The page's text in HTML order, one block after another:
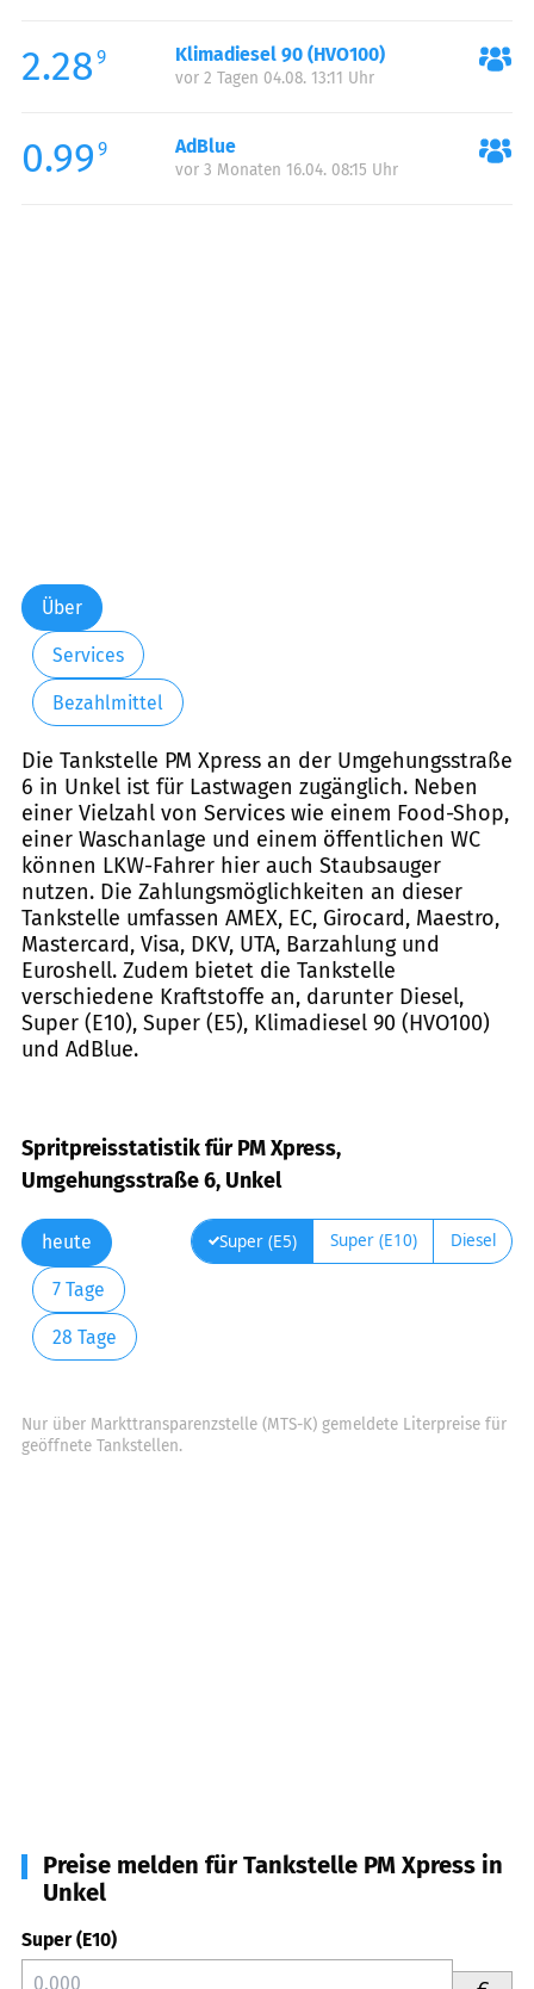
2.28 9 Klimadiesel 90 (HVO100)
vor 2 Tagen 04.08. 13:11 Uhr
0.99 9 AdBlue
vor 3 Monaten 16.04. 08:15 Uhr
Über
Services
Bezahlmittel
Die Tankstelle PM Xpress an der Umgehungsstraße
6 in Unkel ist für Lastwagen zugänglich. Neben
einer Vielzahl von Services wie einem Food-Shop,
einer Waschanlage und einem öffentlichen WC
können LKW-Fahrer hier auch Staubsauger
nutzen. Die Zahlungsmöglichkeiten an dieser
Tankstelle umfassen AMEX, EC, Girocard, Maestro,
Mastercard, Visa, DKV, UTA, Barzahlung und
Euroshell. Zudem bietet die Tankstelle
verschiedene Kraftstoffe an, darunter Diesel,
Super (E10), Super (E5), Klimadiesel 90 (HVO100)
und AdBlue.
Spritpreisstatistik für PM Xpress,
Umgehungsstraße 6, Unkel
heute
7 Tage
28 Tage
Super (E5) Super (E10) Diesel
Nur über Markttransparenzstelle (MTS-K) gemeldete Literpreise für
geöffnete Tankstellen.
Preise melden für Tankstelle PM Xpress in
Unkel
Super (E10)